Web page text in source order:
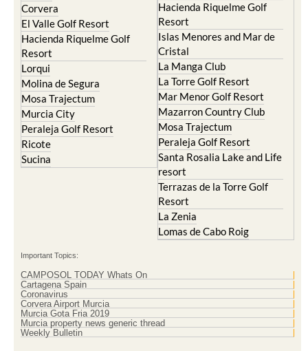
Corvera
El Valle Golf Resort
Hacienda Riquelme Golf
Resort
Lorqui
Molina de Segura
Mosa Trajectum
Murcia City
Peraleja Golf Resort
Ricote
Sucina
Hacienda Riquelme Golf
Resort
Islas Menores and Mar de
Cristal
La Manga Club
La Torre Golf Resort
Mar Menor Golf Resort
Mazarron Country Club
Mosa Trajectum
Peraleja Golf Resort
Santa Rosalia Lake and Life
resort
Terrazas de la Torre Golf
Resort
La Zenia
Lomas de Cabo Roig
Important Topics:
CAMPOSOL TODAY Whats On
Cartagena Spain
Coronavirus
Corvera Airport Murcia
Murcia Gota Fria 2019
Murcia property news generic thread
Weekly Bulletin